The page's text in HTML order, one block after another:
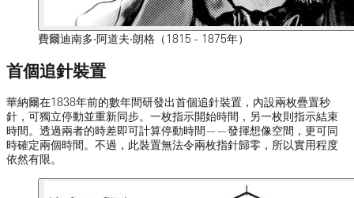
費爾迪南多‧阿道夫‧朗格（1815 - 1875年）
首個追針裝置
華納爾在1838年前的數年間研發出首個追針裝置，內設兩枚疊置秒
針，可獨立停動並重新同步。一枚指示開始時間，另一枚則指示結束
時間。透過兩者的時差即可計算停動時間——發揮想像空間，更可同
時確定兩個時間。不過，此裝置無法令兩枚指針歸零，所以實用程度
依然有限。